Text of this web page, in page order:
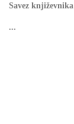
Sаvеz
...